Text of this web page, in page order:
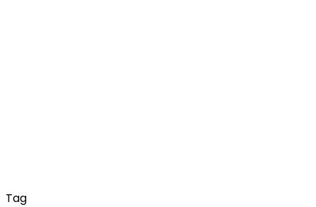
Tag